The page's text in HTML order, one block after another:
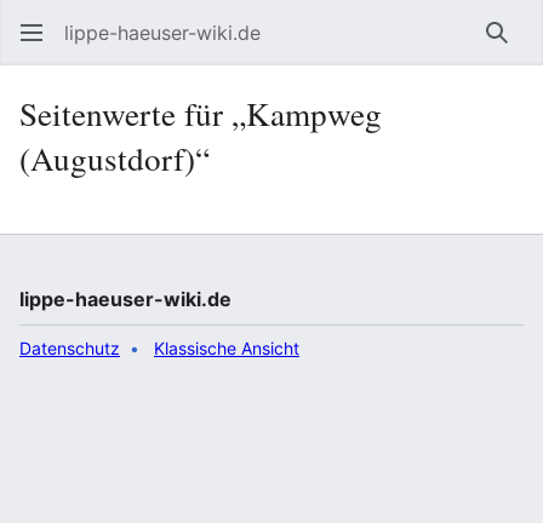
lippe-haeuser-wiki.de
Seitenwerte für „Kampweg
(Augustdorf)“
lippe-haeuser-wiki.de
Datenschutz Klassische Ansicht